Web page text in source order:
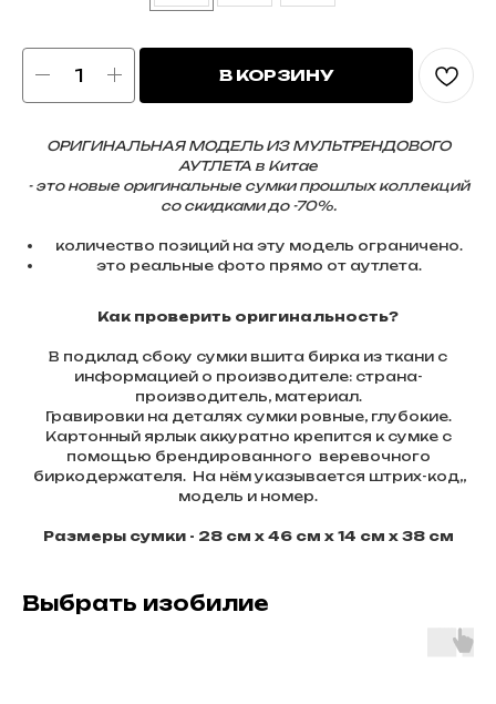
В КОРЗИНУ
ОРИГИНАЛЬНАЯ МОДЕЛЬ ИЗ МУЛЬТРЕНДОВОГО
АУТЛЕТА в Китае
- это новые оригинальные сумки прошлых коллекций
со скидками до -70%.
количество позиций на эту модель ограничено.
это реальные фото прямо от аутлета.
Как проверить оригинальность?
В подклад сбоку сумки вшита бирка из ткани с
информацией о производителе: страна-
производитель, материал.
Гравировки на деталях сумки ровные, глубокие.
Картонный ярлык аккуратно крепится к сумке с
помощью брендированного веревочного
биркодержателя. На нём указывается штрих-код,,
модель и номер.
Размеры сумки - 28 см х 46 см х 14 см х 38 cм
Выбрать изобилие